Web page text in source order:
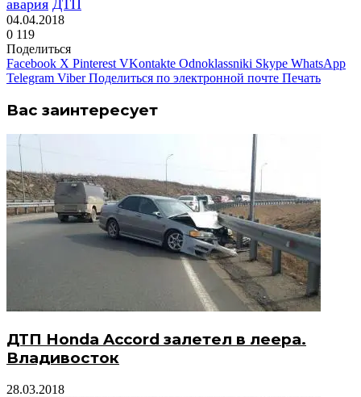
авария ДТП
04.04.2018
0 119
Поделиться
Facebook X Pinterest VKontakte Odnoklassniki Skype WhatsApp
Telegram Viber Поделиться по электронной почте Печать
Вас заинтересует
ДТП Honda Accord залетел в леера.
Владивосток
28.03.2018